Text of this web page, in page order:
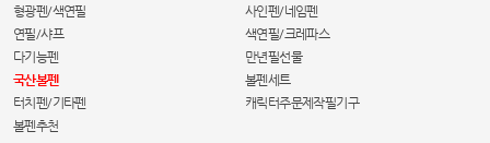
형광펜/색연필
사인펜/네임펜
연필/샤프
색연필/크레파스
다기능펜
만년필선물
국산볼펜
볼펜세트
터치펜/기타펜
캐릭터주문제작필기구
볼펜추천